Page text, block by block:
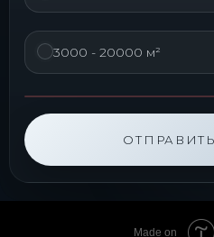
3000 - 20000 м²
Made on